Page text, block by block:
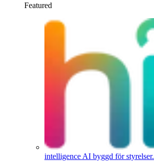
Featured
intelligence AI byggd för styrelser.